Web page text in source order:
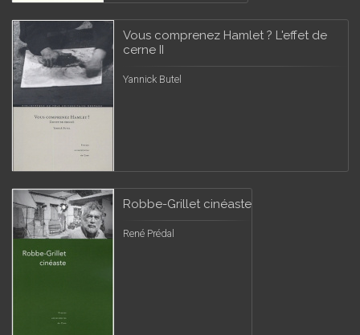
Vous comprenez Hamlet ? L'effet de
cerne II
Yannick Butel
Robbe-Grillet cinéaste
René Prédal